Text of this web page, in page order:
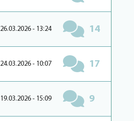
26.03.2026 - 13:24 14
24.03.2026 - 10:07 17
19.03.2026 - 15:09 9